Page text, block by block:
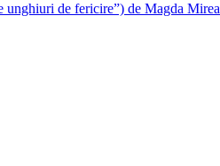
unghiuri de fericire”) de Magda Mirea